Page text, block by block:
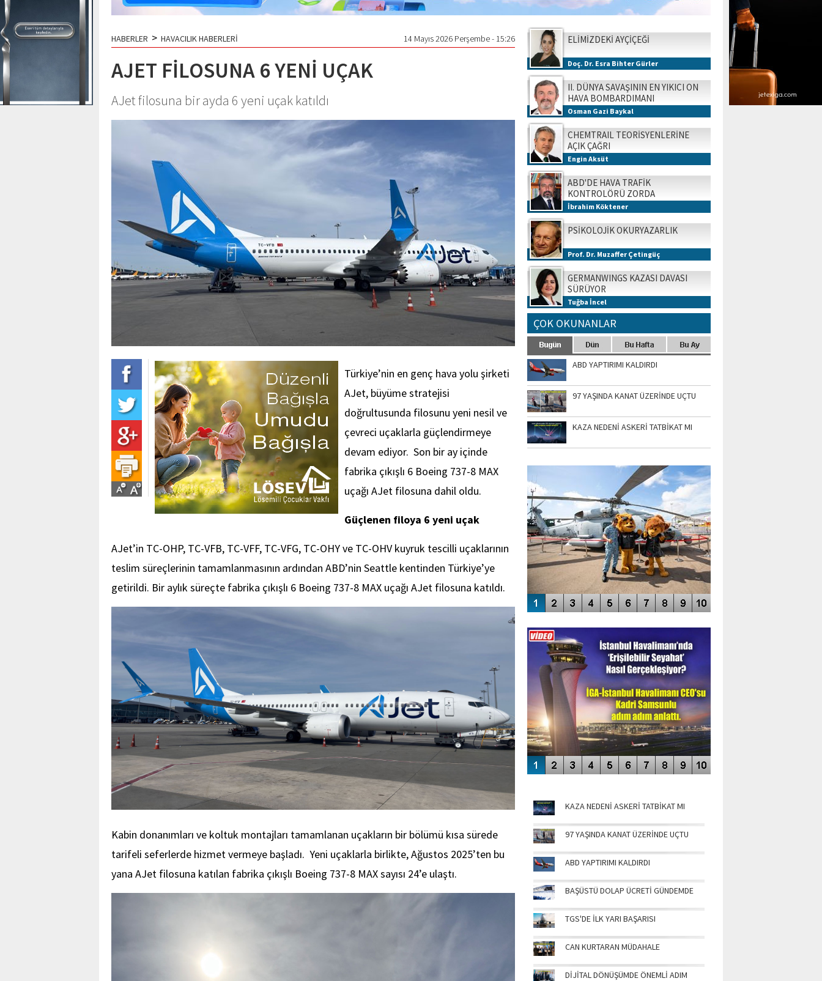
HABERLER > HAVACILIK HABERLERİ 14 Mayıs 2026 Perşembe - 15:26
AJET FİLOSUNA 6 YENİ UÇAK
AJet filosuna bir ayda 6 yeni uçak katıldı
Türkiye’nin en genç hava yolu şirketi
AJet, büyüme stratejisi
doğrultusunda filosunu yeni nesil ve
çevreci uçaklarla güçlendirmeye
devam ediyor. Son bir ay içinde
fabrika çıkışlı 6 Boeing 737-8 MAX
uçağı AJet filosuna dahil oldu.
Güçlenen filoya 6 yeni uçak
AJet’in TC-OHP, TC-VFB, TC-VFF, TC-VFG, TC-OHY ve TC-OHV kuyruk tescilli uçaklarının
teslim süreçlerinin tamamlanmasının ardından ABD’nin Seattle kentinden Türkiye’ye
getirildi. Bir aylık süreçte fabrika çıkışlı 6 Boeing 737-8 MAX uçağı AJet filosuna katıldı.
Kabin donanımları ve koltuk montajları tamamlanan uçakların bir bölümü kısa sürede
tarifeli seferlerde hizmet vermeye başladı. Yeni uçaklarla birlikte, Ağustos 2025’ten bu
yana AJet filosuna katılan fabrika çıkışlı Boeing 737-8 MAX sayısı 24’e ulaştı.
ELİMİZDEKİ AYÇİÇEĞİ
Doç. Dr. Esra Bihter Gürler
II. DÜNYA SAVAŞININ EN YIKICI ON
HAVA BOMBARDIMANI
Osman Gazi Baykal
CHEMTRAIL TEORİSYENLERİNE
AÇIK ÇAĞRI
Engin Aksüt
ABD'DE HAVA TRAFİK
KONTROLÖRÜ ZORDA
İbrahim Köktener
PSİKOLOJİK OKURYAZARLIK
Prof. Dr. Muzaffer Çetingüç
GERMANWINGS KAZASI DAVASI
SÜRÜYOR
Tuğba İncel
ÇOK OKUNANLAR
ABD YAPTIRIMI KALDIRDI
97 YAŞINDA KANAT ÜZERİNDE UÇTU
KAZA NEDENİ ASKERİ TATBİKAT MI
SİNGAPUR AIRSHOW-2020
ENGELLERİN AŞILDIĞI HAVALİMANI
KAZA NEDENİ ASKERİ TATBİKAT MI
97 YAŞINDA KANAT ÜZERİNDE UÇTU
ABD YAPTIRIMI KALDIRDI
BAŞÜSTÜ DOLAP ÜCRETİ GÜNDEMDE
TGS'DE İLK YARI BAŞARISI
CAN KURTARAN MÜDAHALE
DİJİTAL DÖNÜŞÜMDE ÖNEMLİ ADIM